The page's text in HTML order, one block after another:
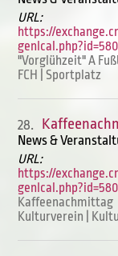
URL:
https://
"Vorglühzeit" A
FCH | Sportplatz
28.
News &
URL:
https://
Kaffeenachmittag
Kulturverein |